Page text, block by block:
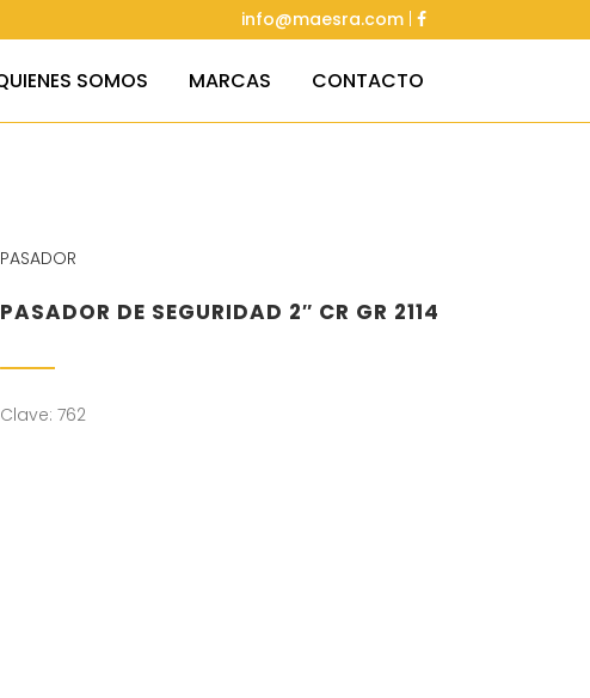
info@maesra.com
SOMOS MARCAS CONTACTO
PASADOR
PASADOR DE SEGURIDAD 2″ CR GR 2114
Clave: 762